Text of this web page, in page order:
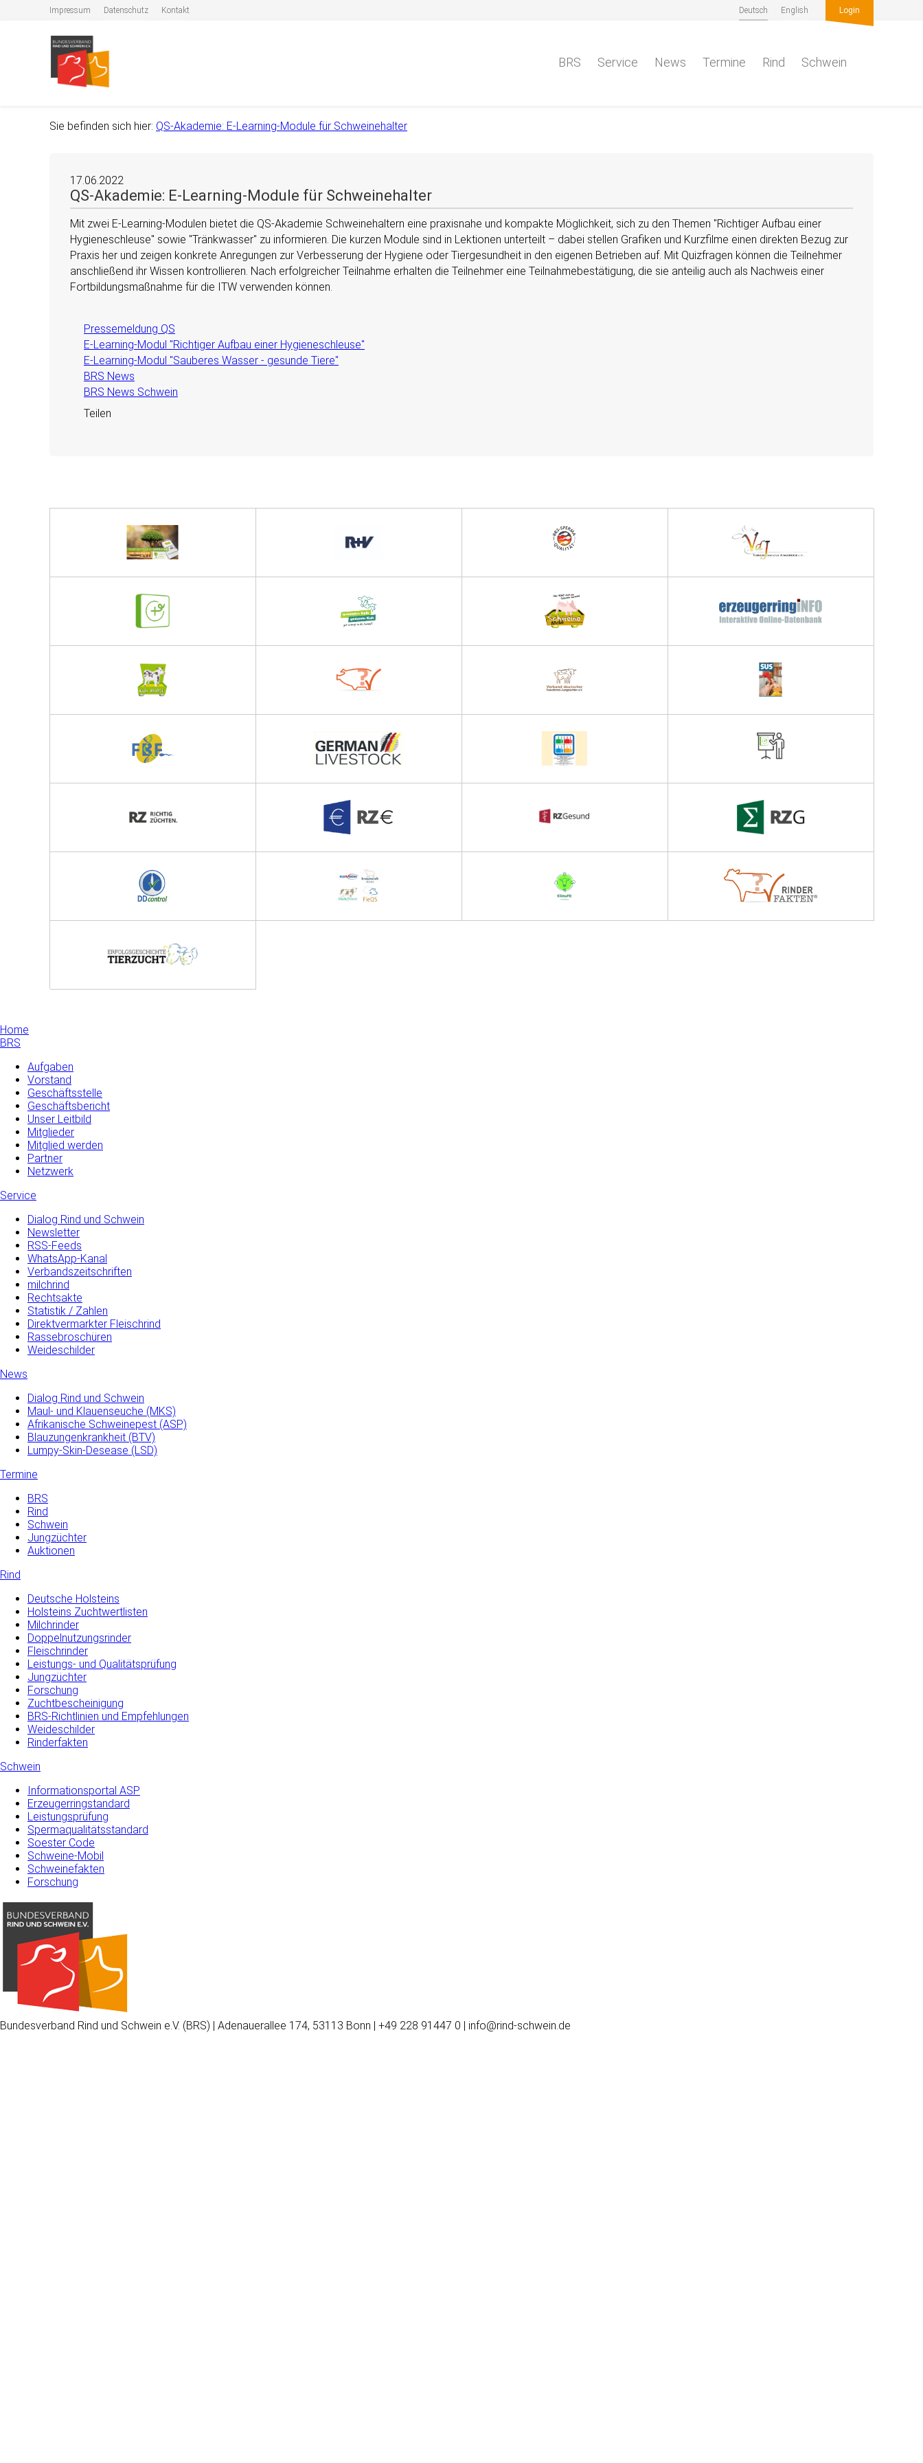
Impressum Datenschutz Kontakt Deutsch English Login
BRS Service News Termine Rind Schwein
Sie befinden sich hier: QS-Akademie: E-Learning-Module für Schweinehalter
17.06.2022
QS-Akademie: E-Learning-Module für Schweinehalter
Mit zwei E-Learning-Modulen bietet die QS-Akademie Schweinehaltern eine praxisnahe und kompakte Möglichkeit, sich zu den Themen Richtiger Aufbau einer
Hygieneschleuse sowie Tränkwasser zu informieren. Die kurzen Module sind in Lektionen unterteilt – dabei stellen Grafiken und Kurzfilme einen direkten Bezug zur
Praxis her und zeigen konkrete Anregungen zur Verbesserung der Hygiene oder Tiergesundheit in den eigenen Betrieben auf. Mit Quizfragen können die Teilnehmer
anschließend ihr Wissen kontrollieren. Nach erfolgreicher Teilnahme erhalten die Teilnehmer eine Teilnahmebestätigung, die sie anteilig auch als Nachweis einer
Fortbildungsmaßnahme für die ITW verwenden können.
Pressemeldung QS
E-Learning-Modul "Richtiger Aufbau einer Hygieneschleuse"
E-Learning-Modul "Sauberes Wasser - gesunde Tiere"
BRS News
BRS News Schwein
Teilen
Home
BRS
Aufgaben
Vorstand
Geschäftsstelle
Geschäftsbericht
Unser Leitbild
Mitglieder
Mitglied werden
Partner
Netzwerk
Service
Dialog Rind und Schwein
Newsletter
RSS-Feeds
WhatsApp-Kanal
Verbandszeitschriften
milchrind
Rechtsakte
Statistik / Zahlen
Direktvermarkter Fleischrind
Rassebroschüren
Weideschilder
News
Dialog Rind und Schwein
Maul- und­ Klauenseuche­ (MKS)
Afrikanische Schweinepest (ASP)
Blauzungenkrankheit (BTV)
Lumpy-Skin-Desease (LSD)
Termine
BRS
Rind
Schwein
Jungzüchter
Auktionen
Rind
Deutsche Holsteins
Holsteins Zuchtwertlisten
Milchrinder
Doppelnutzungsrinder
Fleischrinder
Leistungs- und Qualitätsprüfung
Jungzüchter
Forschung
Zuchtbescheinigung
BRS-Richtlinien und Empfehlungen
Weideschilder
Rinderfakten
Schwein
Informationsportal ASP
Erzeugerringstandard
Leistungsprüfung
Spermaqualitätsstandard
Soester Code
Schweine-Mobil
Schweinefakten
Forschung
Bundesverband Rind und Schwein e.V. (BRS) | Adenauerallee 174, 53113 Bonn | +49 228 91447 0 | info@rind-schwein.de